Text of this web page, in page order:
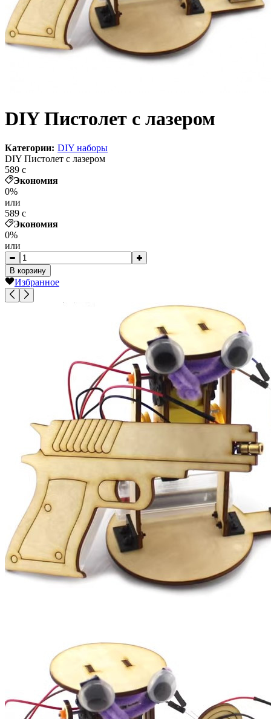
DIY Пистолет с лазером
Категории: DIY наборы
DIY Пистолет с лазером
589 c
Экономия
0%
или
589 c
Экономия
0%
или
В корзину
Избранное